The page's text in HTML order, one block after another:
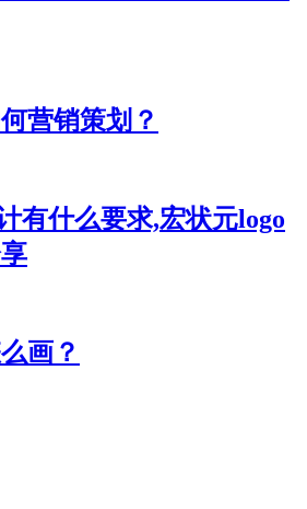
营销策划？
有什么要求,宏状元logo
画？